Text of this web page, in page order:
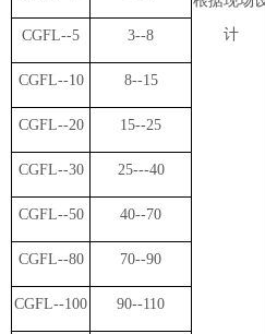
计
CGFL--5 3--8
CGFL--10 8--15
CGFL--20 15--25
CGFL--30 25---40
CGFL--50 40--70
CGFL--80 70--90
CGFL--100 90--110